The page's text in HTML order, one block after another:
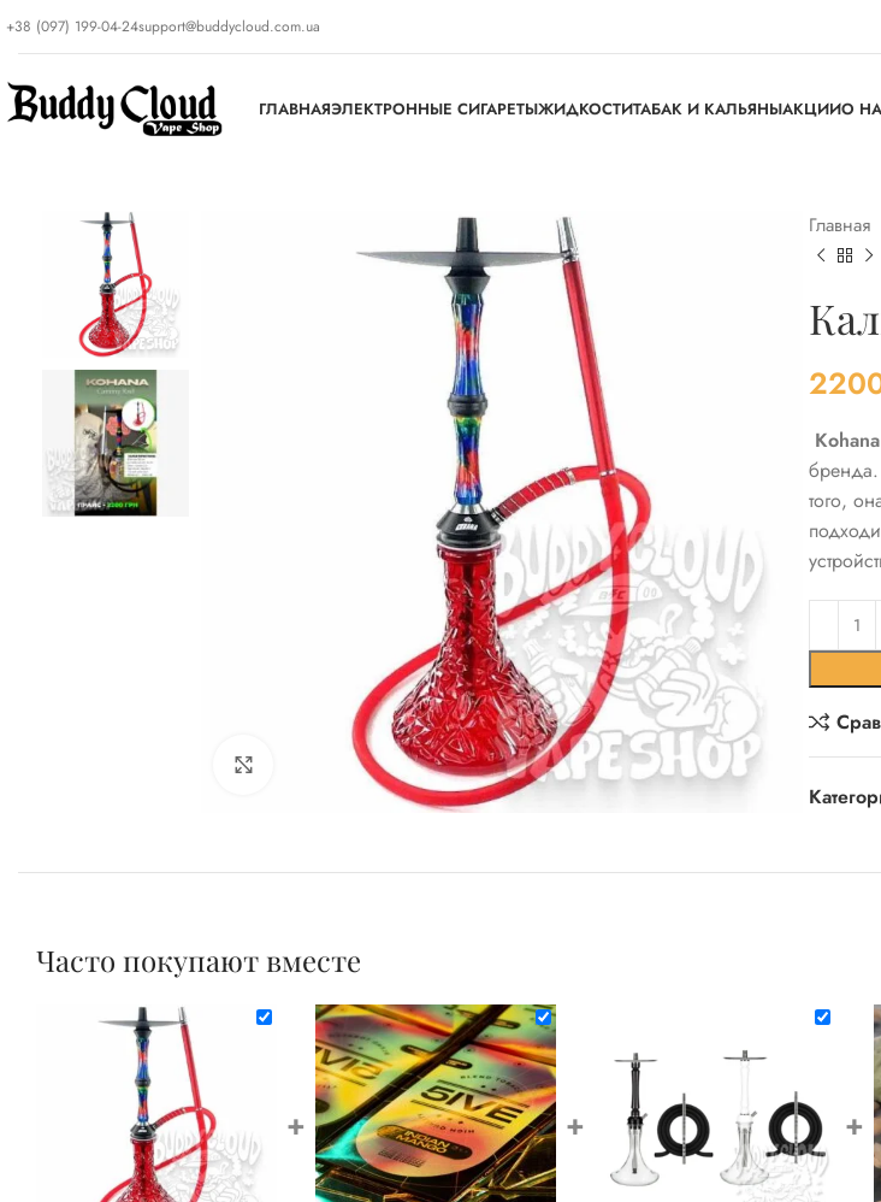
+38 (097) 199-04-24support@buddycloud.com.ua
ГЛАВНАЯЭЛЕКТРОННЫЕ СИГАРЕТЫЖИДКОСТИТАБАК И КАЛЬЯНЫАКЦИИО
Нажмите для увеличения
Главная
того,
Часто покупают вместе
+ + +